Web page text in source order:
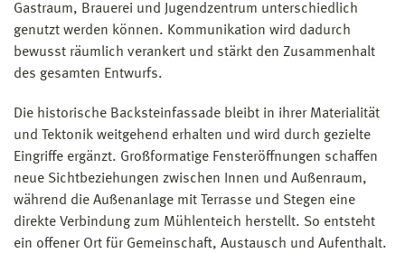
Gastraum, Brauerei und Jugendzentrum unterschiedlich
genutzt werden können. Kommunikation wird dadurch
bewusst räumlich verankert und stärkt den Zusammenhalt
des gesamten Entwurfs.
Die historische Backsteinfassade bleibt in ihrer Materialität
und Tektonik weitgehend erhalten und wird durch gezielte
Eingriffe ergänzt. Großformatige Fensteröffnungen schaffen
neue Sichtbeziehungen zwischen Innen und Außenraum,
während die Außenanlage mit Terrasse und Stegen eine
direkte Verbindung zum Mühlenteich herstellt. So entsteht
ein offener Ort für Gemeinschaft, Austausch und Aufenthalt.